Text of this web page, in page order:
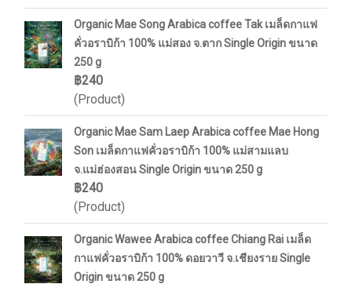
Organic Mae Song Arabica coffee Tak เมล็ดกาแฟ
คั่วอราบิก้า 100% แม่สอง จ.ตาก Single Origin ขนาด
250 g
฿240
(Product)
Organic Mae Sam Laep Arabica coffee Mae Hong
Son เมล็ดกาแฟคั่วอราบิก้า 100% แม่สามแลบ
จ.แม่ฮ่องสอน Single Origin ขนาด 250 g
฿240
(Product)
Organic Wawee Arabica coffee Chiang Rai เมล็ด
กาแฟคั่วอราบิก้า 100% ดอยวาวี จ.เชียงราย Single
Origin ขนาด 250 g